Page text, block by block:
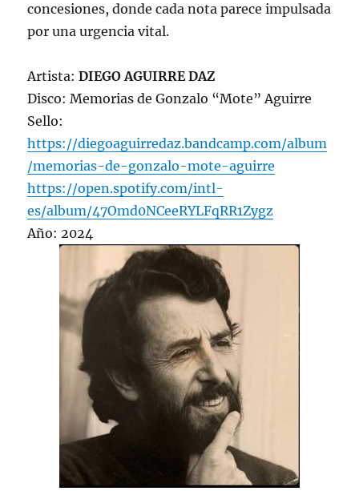
concesiones, donde cada nota parece impulsada
por una urgencia vital.
Artista:DIEGO AGUIRRE DAZ
Disco: Memorias de Gonzalo “Mote” Aguirre
Sello:
https://diegoaguirredaz.bandcamp.com/album
/memorias-de-gonzalo-mote-aguirre
https://open.spotify.com/intl-
es/album/47Omd0NCeeRYLFqRR1Zygz
Año: 2024